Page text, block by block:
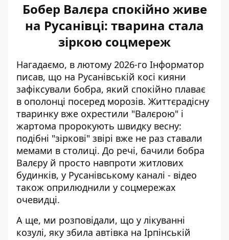
Бобер Валєра спокійно живе
на Русанівці: тварина стала
зіркою соцмереж
Нагадаємо, в лютому 2026-го Інформатор
писав, що на Русанівській косі кияни
зафіксували бобра, який спокійно плаває
в ополонці посеред морозів. Життєрадісну
тваринку вже охрестили "Валєрою" і
жартома пророкують швидку весну:
подібні "зіркові" звірі вже не раз ставали
мемами в столиці. До речі, бачили бобра
Валєру й просто навпроти житлових
будинків, у Русанівському каналі - відео
також оприлюднили у соцмережах
очевидці.
А ще, ми розповідали, що у лікуванні
козулі, яку збила автівка на Ірпінській